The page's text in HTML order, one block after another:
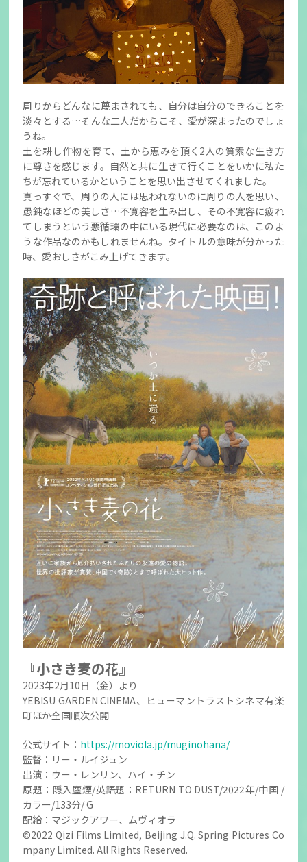
周りからどんなに蔑まされても、自分は自分のできることを
淡々とする…そんな二人だからこそ、愛が深まったのでしょ
うね。
土を耕し作物を育て、土から恵みを頂く2人の質素な生き方
に尊さを感じます。自然と共に生きて行くことをいかに私た
ちが忘れているかということを思い出させてくれました。
真っすぐで、周りの人には思われないのに周りの人を思い、
愚鈍なほどの美しさ…不寛容を生み出し、その不寛容に疲れ
てしまうという悪循環の中にいる現代に必要なのは、このよ
うな作品なのかもしれませんね。タイトルの意味が分かった
時、愛おしさがこみ上げてきます。
『小さき麦の花』
2023年2月10日（金）より
YEBISU GARDEN CINEMA、ヒューマントラストシネマ有楽
町ほか全国順次公開
公式サイト： https://moviola.jp/muginohana/
監督：リー・ルイジュン
出演：ウー・レンリン、ハイ・チン
原題：隠入塵煙/英語題：RETURN TO DUST/2022年/中国 /
カラー/133分/ G
配給：マジックアワー、ムヴィオラ
©2022 Qizi Films Limited, Beijing J.Q. Spring Pictures Co
mpany Limited. All Rights Reserved.